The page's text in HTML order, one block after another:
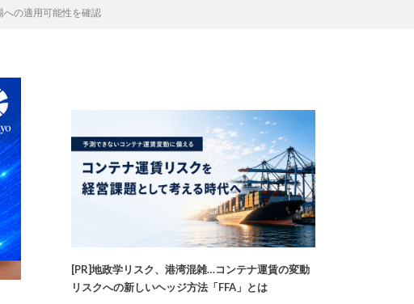
への適用可能性を確認
[PR]地政学リスク、港湾混雑…コンテナ運賃の変動
リスクへの新しいヘッジ方法「FFA」とは